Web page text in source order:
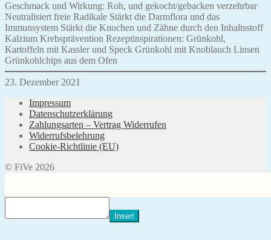
Geschmack und Wirkung: Roh, und gekocht/gebacken verzehrbar
Neutralisiert freie Radikale Stärkt die Darmflora und das
Immunsystem Stärkt die Knochen und Zähne durch den Inhaltsstoff
Kalzium Krebsprävention Rezeptinspirationen: Grünkohl,
Kartoffeln mit Kassler und Speck Grünkohl mit Knoblauch Linsen
Grünkohlchips aus dem Ofen
23. Dezember 2021
Impressum
Datenschutzerklärung
Zahlungsarten – Vertrag Widerrufen
Widerrufsbelehrung
Cookie-Richtlinie (EU)
© FiVe 2026
Insert